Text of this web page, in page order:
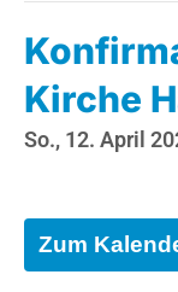
Kirche
So., 12. April
Zum